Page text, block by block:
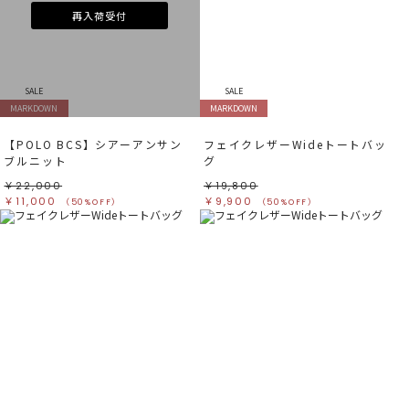
再入荷受付
SALE
MARKDOWN
【POLO BCS】シアーアンサン
ブルニット
￥22,000
￥11,000
（50%OFF）
SALE
MARKDOWN
フェイクレザーWideトートバッ
グ
￥19,800
￥9,900
（50%OFF）